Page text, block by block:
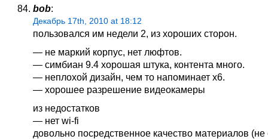
bob:
Декабрь 17th, 2010 at 18:12
пользовался им недели 2, из хороших сторон.
— не маркий корпус, нет люфтов.
— симбиан 9.4 хорошая штука, контента много.
— неплохой дизайн, чем то напоминает х6.
— хорошее разрешение видеокамеры
из недостатков
— нет wi-fi
довольно посредственное качество материалов (не